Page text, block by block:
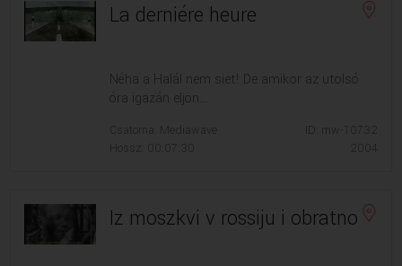
La derniére heure
Néha a Halál nem siet! De amikor az utolsó
óra igazán eljön...
Csatorna: Mediawave
Hossz: 00:07:30
ID: mw-10732
2004
Iz moszkvi v rossiju i obratno